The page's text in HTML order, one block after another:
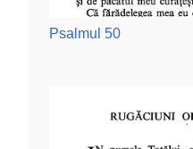
Psalmul 50